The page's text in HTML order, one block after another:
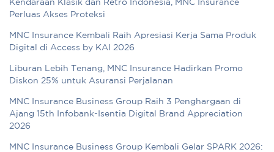
Kendaraan Klasik dan Retro Indonesia, MNC Insurance
Perluas Akses Proteksi
MNC Insurance Kembali Raih Apresiasi Kerja Sama Produk
Digital di Access by KAI 2026
Liburan Lebih Tenang, MNC Insurance Hadirkan Promo
Diskon 25% untuk Asuransi Perjalanan
MNC Insurance Business Group Raih 3 Penghargaan di
Ajang 15th Infobank-Isentia Digital Brand Appreciation
2026
MNC Insurance Business Group Kembali Gelar SPARK 2026: